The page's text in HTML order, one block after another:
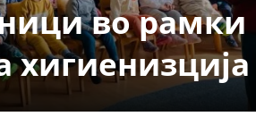
ОРГАНИЗАЦИЈА И
во рамки
хигиенизција